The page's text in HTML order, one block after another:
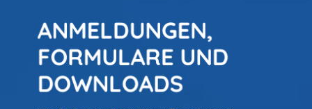
ANMELDUNGEN,
FORMULARE UND
DOWNLOADS